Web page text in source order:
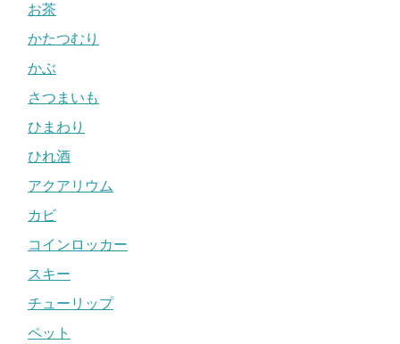
お茶
かたつむり
かぶ
さつまいも
ひまわり
ひれ酒
アクアリウム
カビ
コインロッカー
スキー
チューリップ
ペット